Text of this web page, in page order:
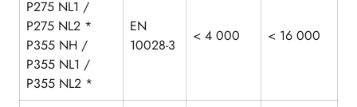
P275 NL1 /
P275 NL2 *
P355 NH /
P355 NL1 /
P355 NL2 *
EN
10028-3
< 4 000 < 16 000